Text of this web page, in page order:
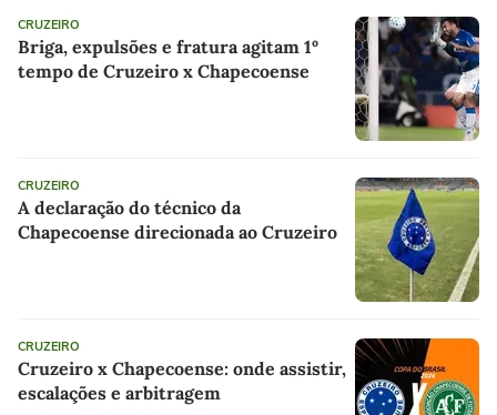
CRUZEIRO
Briga, expulsões e fratura agitam 1º
tempo de Cruzeiro x Chapecoense
CRUZEIRO
A declaração do técnico da
Chapecoense direcionada ao Cruzeiro
CRUZEIRO
Cruzeiro x Chapecoense: onde assistir,
escalações e arbitragem